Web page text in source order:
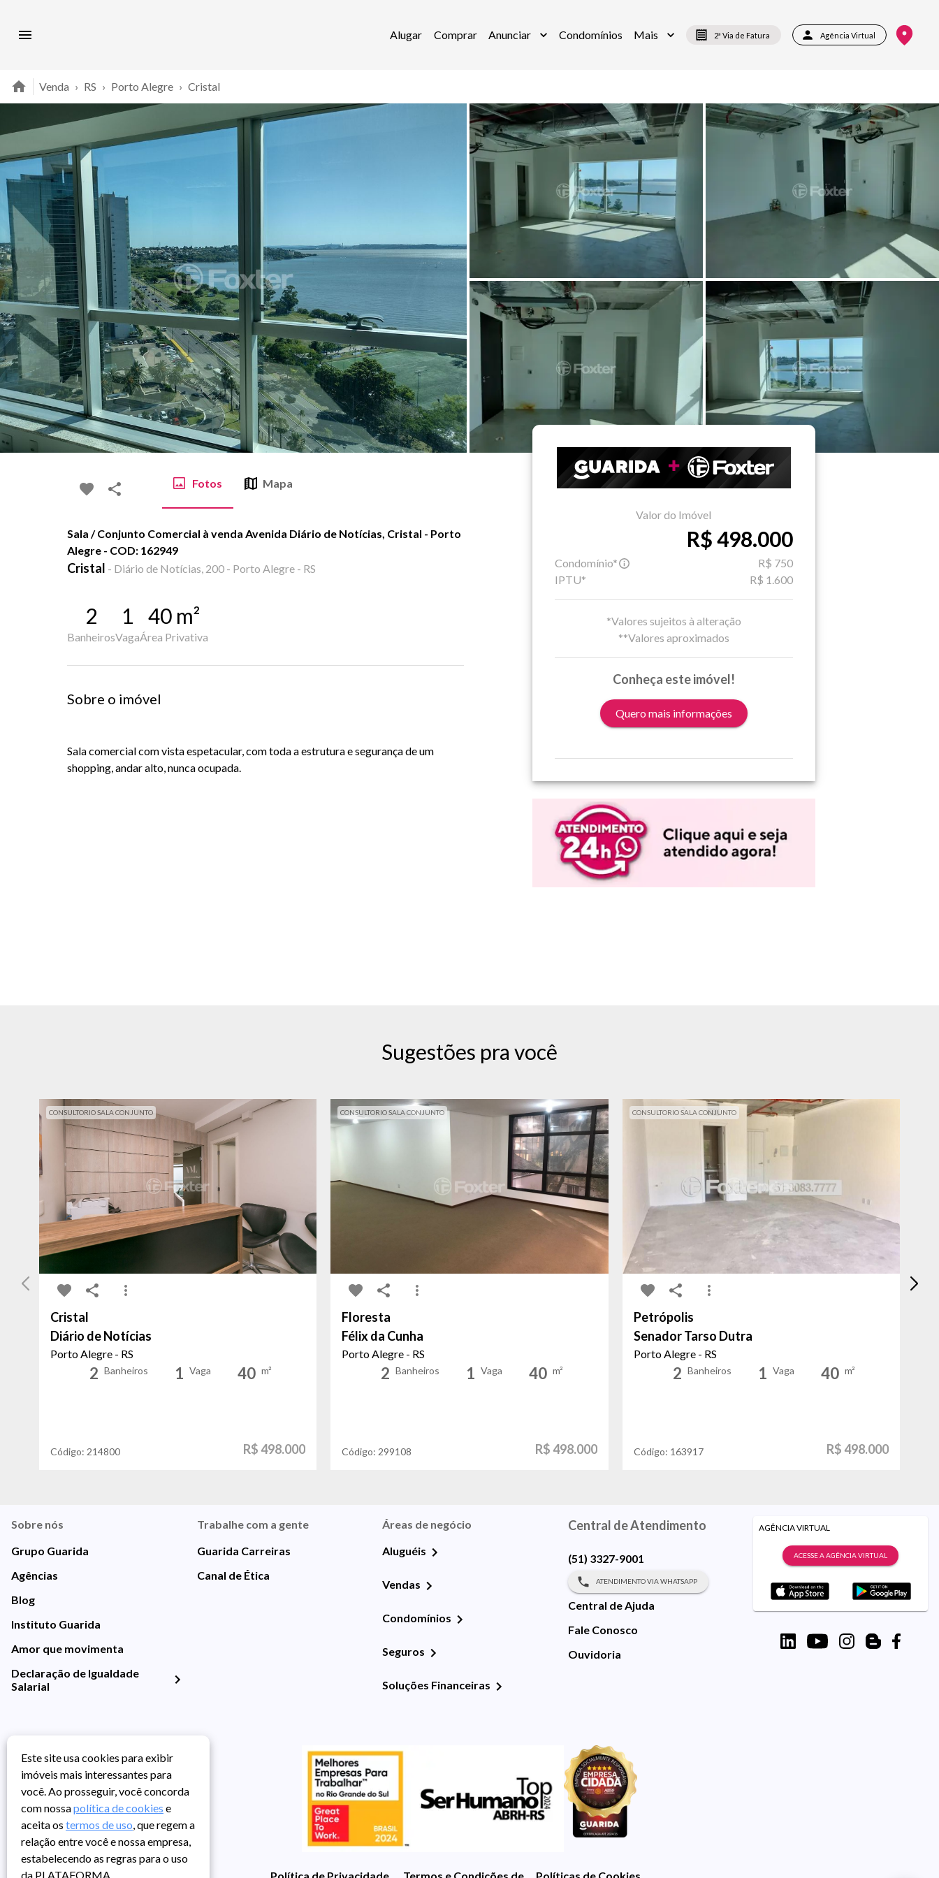
Alugar Comprar Anunciar Condomínios Mais 2ª Via de Fatura Agência Virtual
Venda › RS › Porto Alegre › Cristal
Fotos Mapa
Sala / Conjunto Comercial à venda Avenida Diário de Notícias, Cristal - Porto
Alegre - COD: 162949
Cristal - Diário de Notícias, 200 - Porto Alegre - RS
2
Banheiros
1
Vaga
40 m²
Área Privativa
Sobre o imóvel
Sala comercial com vista espetacular, com toda a estrutura e segurança de um
shopping, andar alto, nunca ocupada.
Valor do Imóvel
R$ 498.000
Condomínio*
R$ 750
IPTU*
R$ 1.600
*Valores sujeitos à alteração
**Valores aproximados
Conheça este imóvel!
Quero mais informações
Sugestões pra você
CONSULTORIO SALA CONJUNTO
Cristal
Diário de Notícias
Porto Alegre - RS
2 Banheiros 1 Vaga 40 m²
Código: 214800 R$ 498.000
CONSULTORIO SALA CONJUNTO
Floresta
Félix da Cunha
Porto Alegre - RS
2 Banheiros 1 Vaga 40 m²
Código: 299108 R$ 498.000
CONSULTORIO SALA CONJUNTO
Petrópolis
Senador Tarso Dutra
Porto Alegre - RS
2 Banheiros 1 Vaga 40 m²
Código: 163917 R$ 498.000
Sobre nós
Grupo Guarida
Agências
Blog
Instituto Guarida
Amor que movimenta
Declaração de Igualdade
Salarial
Trabalhe com a gente
Guarida Carreiras
Canal de Ética
Áreas de negócio
Aluguéis
Vendas
Condomínios
Seguros
Soluções Financeiras
Central de Atendimento
(51) 3327-9001
ATENDIMENTO VIA WHATSAPP
Central de Ajuda
Fale Conosco
Ouvidoria
AGÊNCIA VIRTUAL
ACESSE A AGÊNCIA VIRTUAL
Política de Privacidade Termos e Condições de UsoPolíticas de Cookies
Este site usa cookies para exibir
imóveis mais interessantes para
você. Ao prosseguir, você concorda
com nossapolítica de cookies e
aceita os termos de uso, que regem a
relação entre você e nossa empresa,
estabelecendo as regras para o uso
da PLATAFORMA.